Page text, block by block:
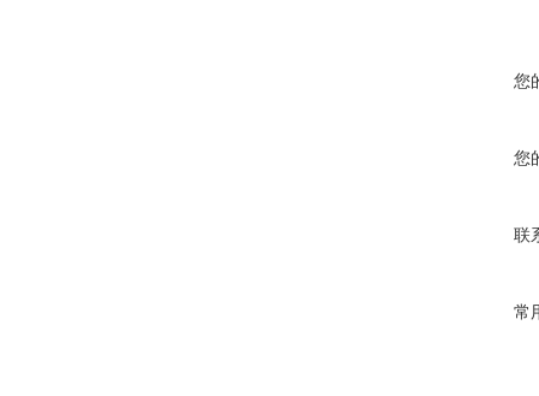
您
您
联
常